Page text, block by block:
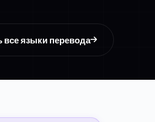
все языки перевода